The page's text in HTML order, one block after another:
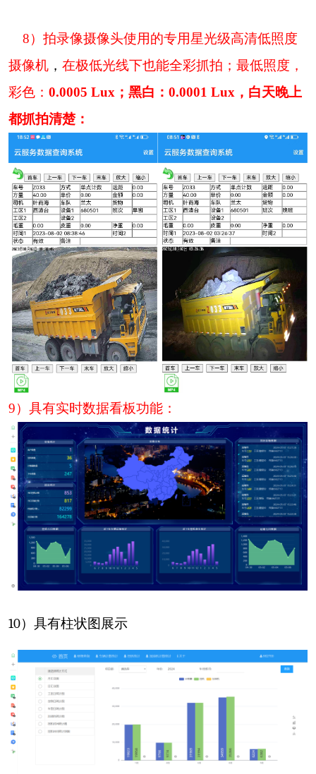
8） 拍录像摄像头使用的专用星光级高清低照度
摄像机， 在极低光线下也能全彩抓拍；最低照度，
彩色： 0.0005 Lux ；黑白： 0.0001 Lux ，白天晚上
都抓拍清楚：
9）具有实时数据看板功能：
10）具有柱状图展示